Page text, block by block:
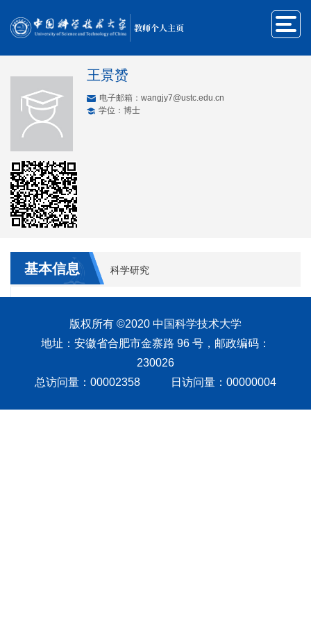
教师个人主页
王景赟
电子邮箱： wangjy7@ustc.edu.cn
学位：博士
基本信息 科学研究
版权所有 ©2020 中国科学技术大学
地址：安徽省合肥市金寨路 96 号，邮政编码：
230026
总访问量： 00002358 日访问量： 00000004